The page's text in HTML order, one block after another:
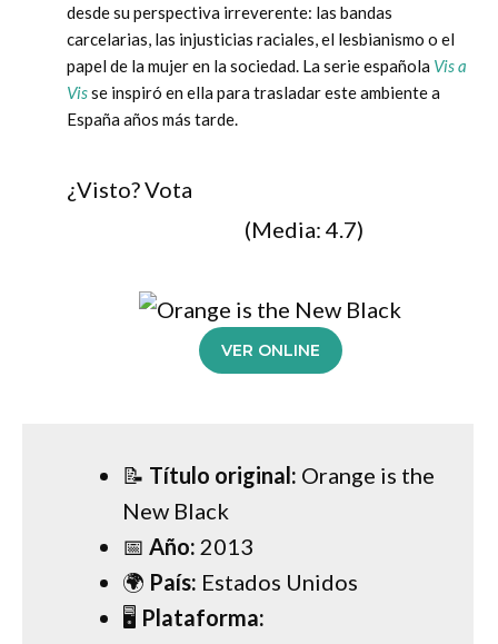
desde su perspectiva irreverente: las bandas
carcelarias, las injusticias raciales, el lesbianismo o el
papel de la mujer en la sociedad. La serie española Vis a
Visse inspiró en ella para trasladar este ambiente a
España años más tarde.
¿Visto? Vota
(Media: 4.7)
VER ONLINE
📝 Título original: Orange is the
New Black
📅 Año: 2013
🌍 País: Estados Unidos
🖥 Plataforma: